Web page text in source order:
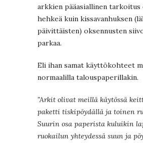
arkkien pääasiallinen
hehkeä kuin kissavanhuksen
päivittäisten) oksennusten
parkaa.
Eli ihan samat käyttökohteet
normaalilla talouspaperillakin.
”Arkit olivat meillä käytössä
paketti tiskipöydällä ja toinen
Suurin osa paperista kuluikin
ruokailun yhteydessä suun ja